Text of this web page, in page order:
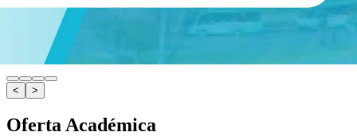
< >
Oferta Académica